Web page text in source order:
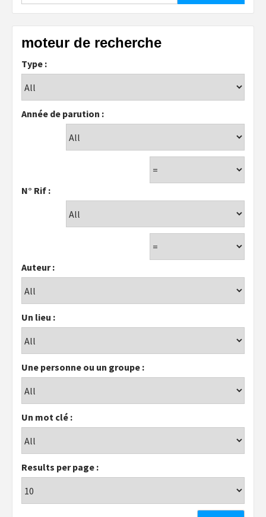
moteur de recherche
Type :
Année de parution :
N° Rif :
Auteur :
Un lieu :
Une personne ou un groupe :
Un mot clé :
Results per page :